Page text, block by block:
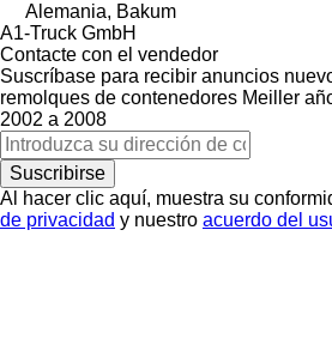
Alemania, Bakum
A1-Truck GmbH
Contacte con el vendedor
Suscríbase para recibir anuncios
remolques de contenedores Meiller
2002 a 2008
Suscribirse
Al hacer clic aquí, muestra su
de privacidad y nuestro acuerdo del